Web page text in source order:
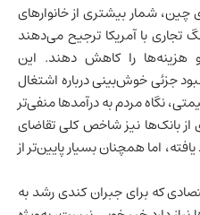
شمار بیشتری از خانوارهای
تجاری با آمریکا ترجیح می‌دهند
هزینه‌ها را کاهش دهند. این
جزئی خوش‌بینی درباره اشتغال
نگاه مردم به درآمدها منفی‌تر
بانک‌ها نیز شاخص کلی تقاضای
اما همچنان بسیار پایین‌تر از
که برای جبران کندی رشد به